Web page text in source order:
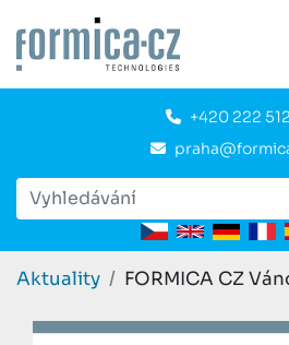
+420 222
Aktuality FORMICA CZ